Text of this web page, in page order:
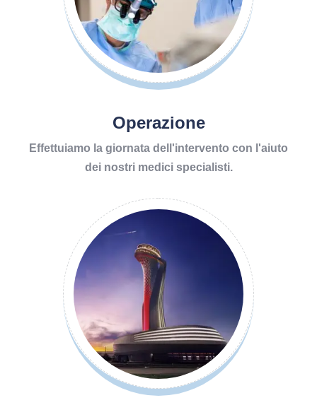
Operazione
Effettuiamo la giornata dell'intervento con l'aiuto
dei nostri medici specialisti.